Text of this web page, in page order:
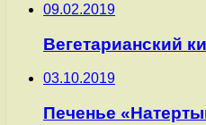
09.02.2019
Вегетарианский
03.10.2019
Печенье